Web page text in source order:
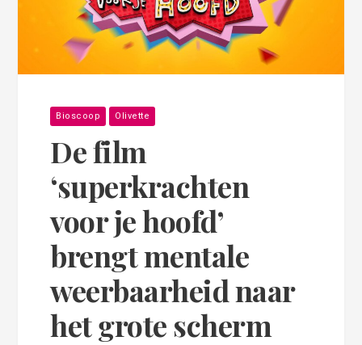
Bioscoop Olivette
De film
‘superkrachten
voor je hoofd’
brengt mentale
weerbaarheid naar
het grote scherm